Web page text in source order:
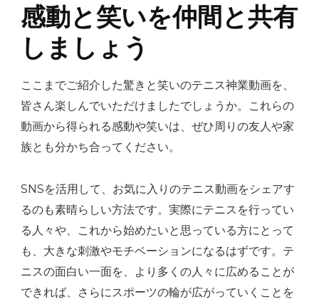
感動と笑いを仲間と共有
しましょう
ここまでご紹介した驚きと笑いのテニス神業動画を、
皆さん楽しんでいただけましたでしょうか。これらの
動画から得られる感動や笑いは、ぜひ周りの友人や家
族とも分かち合ってください。
SNSを活用して、お気に入りのテニス動画をシェアす
るのも素晴らしい方法です。実際にテニスを行ってい
る人々や、これから始めたいと思っている方にとって
も、大きな刺激やモチベーションになるはずです。テ
ニスの面白い一面を、より多くの人々に広めることが
できれば、さらにスポーツの輪が広がっていくことを